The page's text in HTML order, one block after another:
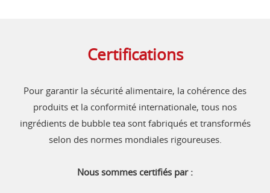
Certifications
Pour garantir la sécurité alimentaire, la cohérence des
produits et la conformité internationale, tous nos
ingrédients de bubble tea sont fabriqués et transformés
selon des normes mondiales rigoureuses.
Nous sommes certifiés par :